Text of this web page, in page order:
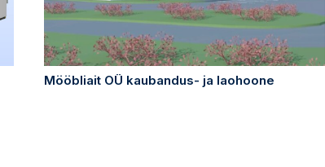
Mööbliait OÜ kaubandus- ja laohoone